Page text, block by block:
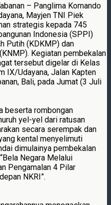
– Panglima Komando
Mayjen TNI Piek
strategis kepada 745
Indonesia (SPPI)
Putih (KDKMP) dan
Kegiatan pembekalan
tersebut digelar di Kelas
IX/Udayana, Jalan Kapten
Bali, pada Jumat (3 Juli
beserta rombongan
yel-yel dari ratusan
secara serempak dan
kental menyelimuti
dimulainya pembekalan
Negara Melalui
Pengamalan 4 Pilar
NKRI”.